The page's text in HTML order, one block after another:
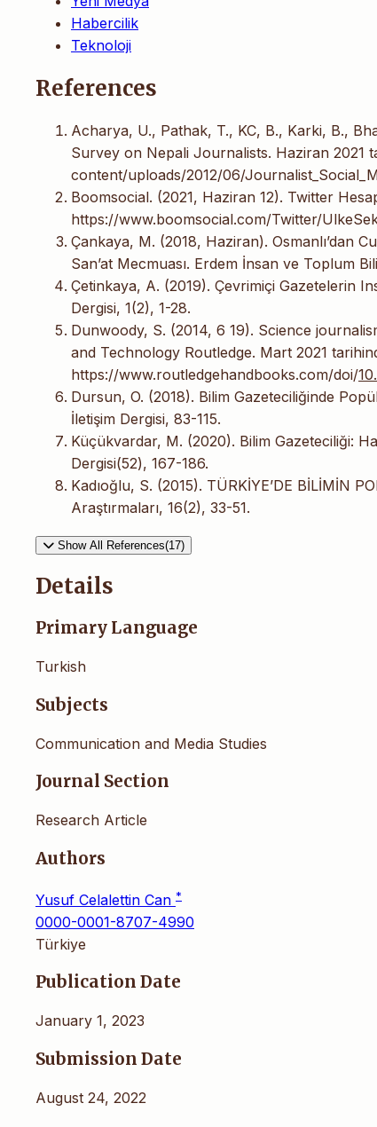
Habercilik
Teknoloji
References
Acharya, U., Pathak, T., KC, B., Karki, B.,
Survey on Nepali Journalists. Haziran 2021
content/uploads/2012/06/
Boomsocial. (2021, Haziran 12). Twitter
https://www.boomsocial.com/Twitter/
Çankaya, M. (2018, Haziran). Osmanlı’dan
San’at Mecmuası. Erdem İnsan ve Toplum
Çetinkaya, A. (2019). Çevrimiçi Gazetelerin
Dergisi, 1(2), 1-28.
Dunwoody, S. (2014, 6 19). Science
and Technology Routledge. Mart 2021
https://www.routledgehandbooks.com/doi/
Dursun, O. (2018). Bilim Gazeteciliğinde
İletişim Dergisi, 83-115.
Küçükvardar, M. (2020). Bilim Gazeteciliği:
Dergisi(52), 167-186.
Kadıoğlu, S. (2015). TÜRKİYE’DE BİLİMİN
Araştırmaları, 16(2), 33-51.
Show All References(17)
Details
Primary Language
Turkish
Subjects
Communication and Media Studies
Journal Section
Research Article
Authors
Yusuf Celalettin Can *
0000-0001-8707-4990
Türkiye
Publication Date
January 1, 2023
Submission Date
August 24, 2022